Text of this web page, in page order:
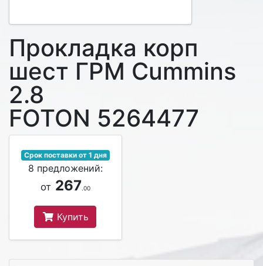
Прокладка корп
шест ГРМ Cummins
2.8
FOTON 5264477
Срок поставки от 1 дня
8 предложений:
от 267.00
Купить